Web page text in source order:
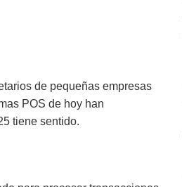
de pequeñas empresas
POS de hoy han
tiene sentido.